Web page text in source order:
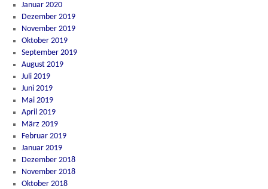
Januar 2020
Dezember 2019
November 2019
Oktober 2019
September 2019
August 2019
Juli 2019
Juni 2019
Mai 2019
April 2019
März 2019
Februar 2019
Januar 2019
Dezember 2018
November 2018
Oktober 2018